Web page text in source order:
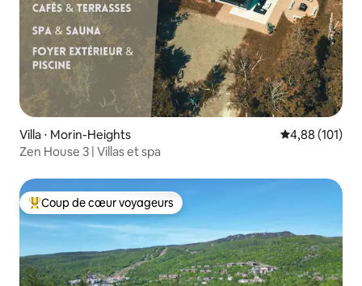
Villa ⋅ Morin-Heights Évaluation
4,88 (101)
Zen House 3 | Villas et spa
Coups de cœur voyageurs les plus appréciés
Coup de cœur voyageurs